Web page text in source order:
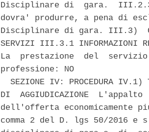
Disciplinare di  gara.
dovra' produrre, a pena di
Disciplinare di gara. III.3)
SERVIZI III.3.1 INFORMAZIONI
La  prestazione  del
professione: NO
SEZIONE IV: PROCEDURA IV.1)
DI  AGGIUDICAZIONE
dell'offerta
comma 2 del D. lgs 50/